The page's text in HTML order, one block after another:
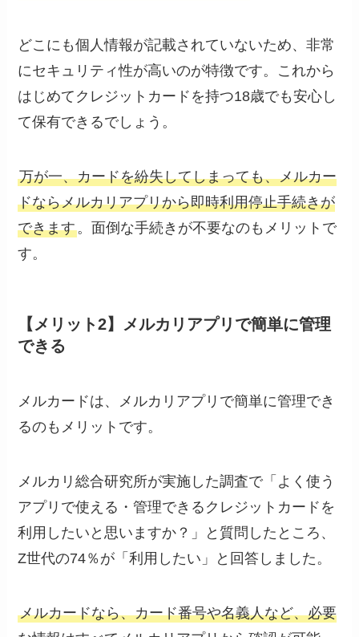
どこにも個人情報が記載されていないため、非常
にセキュリティ性が高いのが特徴です。これから
はじめてクレジットカードを持つ18歳でも安心し
て保有できるでしょう。
万が一、カードを紛失してしまっても、メルカー
ドならメルカリアプリから即時利用停止手続きが
できます。面倒な手続きが不要なのもメリットで
す。
【メリット2】メルカリアプリで簡単に管理
できる
メルカードは、メルカリアプリで簡単に管理でき
るのもメリットです。
メルカリ総合研究所が実施した調査で「よく使う
アプリで使える・管理できるクレジットカードを
利用したいと思いますか？」と質問したところ、
Z世代の74％が「利用したい」と回答しました。
メルカードなら、カード番号や名義人など、必要